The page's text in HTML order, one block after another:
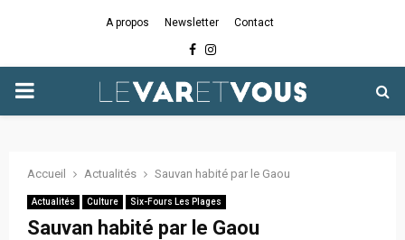
A propos Newsletter Contact
Facebook
Instagram
PRIMARY
Accueil Actualités Sauvan habité par le Gaou
Actualités Culture Six-Fours Les Plages
Sauvan habité par le Gaou